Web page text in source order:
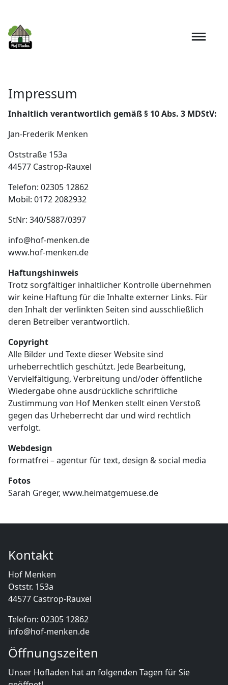
Impressum
Inhaltlich verantwortlich gemäß § 10 Abs. 3 MDStV:
Jan-Frederik Menken
Oststraße 153a
44577 Castrop-Rauxel
Telefon: 02305 12862
Mobil: 0172 2082932
StNr: 340/5887/0397
info@hof-menken.de
www.hof-menken.de
Haftungshinweis
Trotz sorgfältiger inhaltlicher Kontrolle übernehmen
wir keine Haftung für die Inhalte externer Links. Für
den Inhalt der verlinkten Seiten sind ausschließlich
deren Betreiber verantwortlich.
Copyright
Alle Bilder und Texte dieser Website sind
urheberrechtlich geschützt. Jede Bearbeitung,
Vervielfältigung, Verbreitung und/oder öffentliche
Wiedergabe ohne ausdrückliche schriftliche
Zustimmung von Hof Menken stellt einen Verstoß
gegen das Urheberrecht dar und wird rechtlich
verfolgt.
Webdesign
formatfrei – agentur für text, design & social media
Fotos
Sarah Greger, www.heimatgemuese.de
Kontakt
Hof Menken
Oststr. 153a
44577 Castrop-Rauxel
Telefon: 02305 12862
info@hof-menken.de
Öffnungszeiten
Unser Hofladen hat an folgenden Tagen für Sie